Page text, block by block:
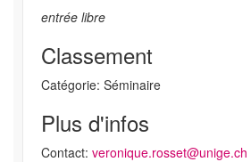
entrée libre
Classement
Catégorie: Séminaire
Plus d'infos
Contact: veronique.rosset@unige.ch